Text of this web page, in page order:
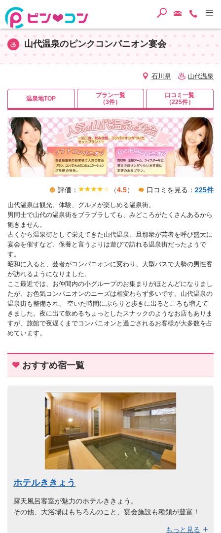
ご予約・
検索
山代温泉のピンクコンパニオン宴会
石川県 山代温泉
温泉地TOP
プラン一覧
（3件）
口コミ一覧
（225件）
評価： （4.5） 口コミを見る： 225件
山代温泉は観光、体験、グルメが楽しめる温泉街。
男同士で山代の温泉街をブラブラしても、みどころがたくさんあるから
飽きません。
古くから温泉街として栄えてきた山代温泉。旦那衆が芸者を呼び盛大に
宴会を催すなど、保養と言うよりは遊びで訪れる温泉街だったようで
す。
昭和に入ると、芸者がコンパニオンに変わり、大型バスで大勢の男性客
が訪れるようになりました。
ここ最近では、お仲間内の小グループのお集まりがほとんどになりまし
たが、お色気コンパニオンのニーズは相変わらず多いです。山代温泉の
温泉街も整備され、 空いた時間にぶらりと歩きに出るところも増えて
きました。夜に出て飲めるちょっとしたスナックのようなお店もありま
すが、旅館で夜遅くまでコンパニオンと過ごされるお客様が大多数を占
めています。
おすすめ宿一覧
ホテルききょう
露天風呂客室が魅力のホテルききょう。
その他、大浴場はもちろんのこと、宴会施設も種類が豊富！
もっと見る